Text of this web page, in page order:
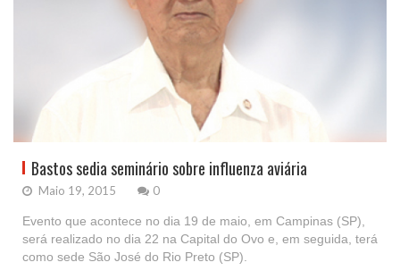
Bastos sedia seminário sobre influenza aviária
Maio 19, 2015 0
Evento que acontece no dia 19 de maio, em Campinas (SP),
será realizado no dia 22 na Capital do Ovo e, em seguida, terá
como sede São José do Rio Preto (SP).